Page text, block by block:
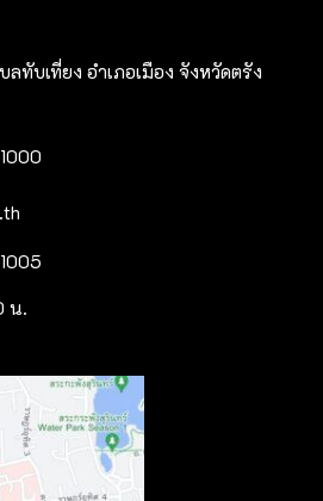
ทับเที่ยง อำเภอเมือง จังหวัดตรัง
น.